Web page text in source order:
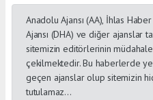
Anadolu Ajansı (AA), İhlas
Ajansı (DHA) ve diğer ajanslar
sitemizin editörlerinin
çekilmektedir. Bu haberlerde
geçen ajanslar olup sitemizin
tutulamaz...